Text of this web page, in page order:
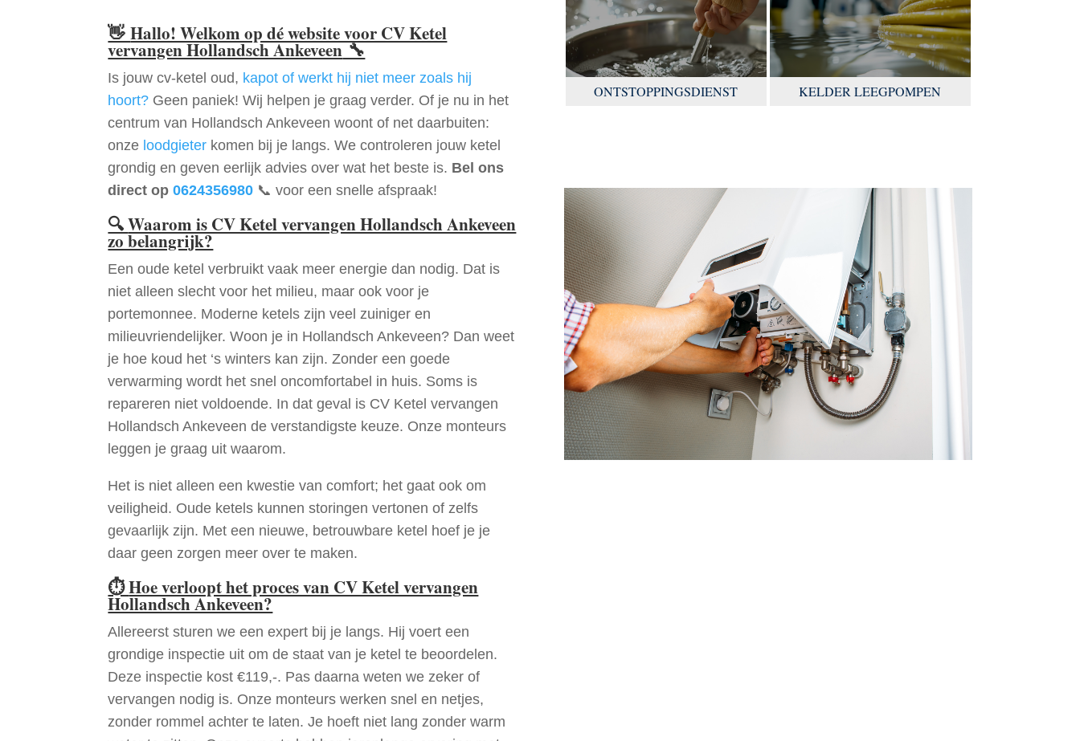
👋Hallo! Welkom op dé website voor CV Ketel
vervangen Hollandsch Ankeveen🔧
Is jouw cv-ketel oud, kapot of werkt hij niet meer zoals hij
hoort? Geen paniek! Wij helpen je graag verder. Of je nu in het
centrum van Hollandsch Ankeveen woont of net daarbuiten:
onze loodgieter komen bij je langs. We controleren jouw ketel
grondig en geven eerlijk advies over wat het beste is. Bel ons
direct op0624356980 📞 voor een snelle afspraak!
🔍Waarom is CV Ketel vervangen Hollandsch Ankeveen
zo belangrijk?
Een oude ketel verbruikt vaak meer energie dan nodig. Dat is
niet alleen slecht voor het milieu, maar ook voor je
portemonnee. Moderne ketels zijn veel zuiniger en
milieuvriendelijker. Woon je in Hollandsch Ankeveen? Dan weet
je hoe koud het ‘s winters kan zijn. Zonder een goede
verwarming wordt het snel oncomfortabel in huis. Soms is
repareren niet voldoende. In dat geval is CV Ketel vervangen
Hollandsch Ankeveen de verstandigste keuze. Onze monteurs
leggen je graag uit waarom.
Het is niet alleen een kwestie van comfort; het gaat ook om
veiligheid. Oude ketels kunnen storingen vertonen of zelfs
gevaarlijk zijn. Met een nieuwe, betrouwbare ketel hoef je je
daar geen zorgen meer over te maken.
⏱Hoe verloopt het proces van CV Ketel vervangen
Hollandsch Ankeveen?
Allereerst sturen we een expert bij je langs. Hij voert een
grondige inspectie uit om de staat van je ketel te beoordelen.
Deze inspectie kost €119,-. Pas daarna weten we zeker of
vervangen nodig is. Onze monteurs werken snel en netjes,
zonder rommel achter te laten. Je hoeft niet lang zonder warm
ONTSTOPPINGSDIENST KELDER LEEGPOMPEN